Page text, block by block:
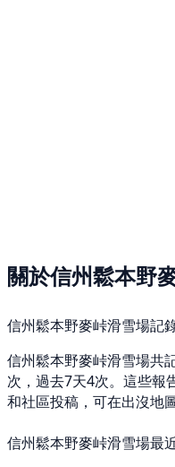
關於信州鬆本野
信州鬆本野麥峠滑雪場記
信州鬆本野麥峠滑雪場共
次，過去7天4次。這些報
和社區投稿，可在出沒地
信州鬆本野麥峠滑雪場最